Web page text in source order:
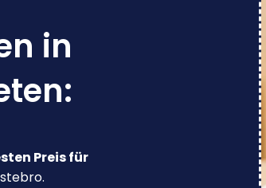
in
Preis für